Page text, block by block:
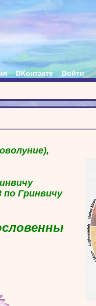
ВКонтакте Войти
по Гринвичу